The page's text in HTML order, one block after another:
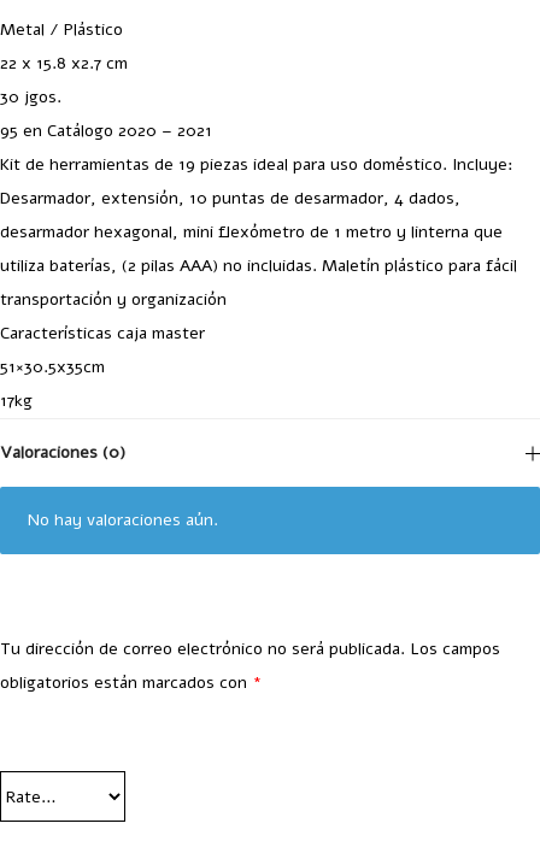
Metal / Plástico
22 x 15.8 x2.7 cm
30 jgos.
95 en Catálogo 2020 – 2021
Kit de herramientas de 19 piezas ideal para uso doméstico. Incluye:
Desarmador, extensión, 10 puntas de desarmador, 4 dados,
desarmador hexagonal, mini flexómetro de 1 metro y linterna que
utiliza baterías, (2 pilas AAA) no incluidas. Maletín plástico para fácil
transportación y organización
Características caja master
51×30.5x35cm
17kg
Valoraciones (0)
No hay valoraciones aún.
Tu dirección de correo electrónico no será publicada. Los campos
obligatorios están marcados con *